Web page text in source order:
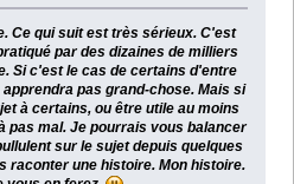
Ce qui suit est très sérieux. C'est
par des dizaines de milliers
Si c'est le cas de certains d'entre
pas grand-chose. Mais si
à certains, ou être utile au moins
pas mal. Je pourrais vous balancer
sur le sujet depuis quelques
raconter une histoire. Mon histoire.